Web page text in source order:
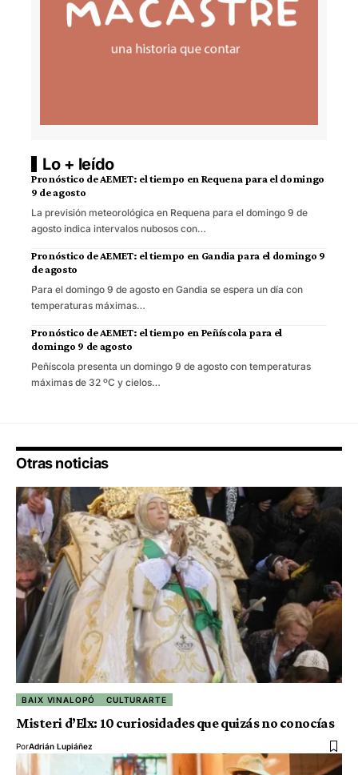
Lo + leído
Pronóstico de AEMET: el tiempo en Requena para el domingo
9 de agosto
La previsión meteorológica en Requena para el domingo 9 de
agosto indica intervalos nubosos con…
Pronóstico de AEMET: el tiempo en Gandia para el domingo 9
de agosto
Para el domingo 9 de agosto en Gandia se espera un día con
temperaturas máximas…
Pronóstico de AEMET: el tiempo en Peñíscola para el
domingo 9 de agosto
Peñíscola presenta un domingo 9 de agosto con temperaturas
máximas de 32 ºC y cielos…
Otras noticias
BAIX VINALOPÓ CULTURARTE
Misteri d’Elx: 10 curiosidades que quizás no conocías
PorAdrián Lupiáñez